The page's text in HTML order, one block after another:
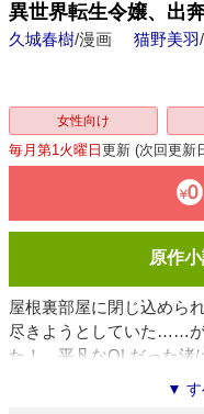
異世界転生令嬢、出
久城春樹/漫画 猫野美羽
女性向け
毎月第1火曜日更新 (次回更新
原作
屋根裏部屋に閉じ込めら
尽きようとしていた……
た！ 平凡なOLだった渚
に転生したのだった。渚
くること。そのためにま
▼ す